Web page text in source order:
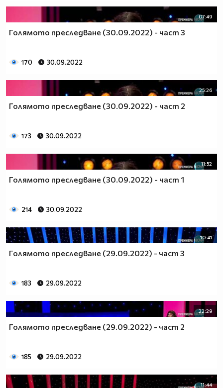
07:49
Голямото преследване (30.09.2022) - част 3
170 30.09.2022
25:26
Голямото преследване (30.09.2022) - част 2
173 30.09.2022
11:52
Голямото преследване (30.09.2022) - част 1
214 30.09.2022
10:41
Голямото преследване (29.09.2022) - част 3
183 29.09.2022
22:29
Голямото преследване (29.09.2022) - част 2
185 29.09.2022
11:44